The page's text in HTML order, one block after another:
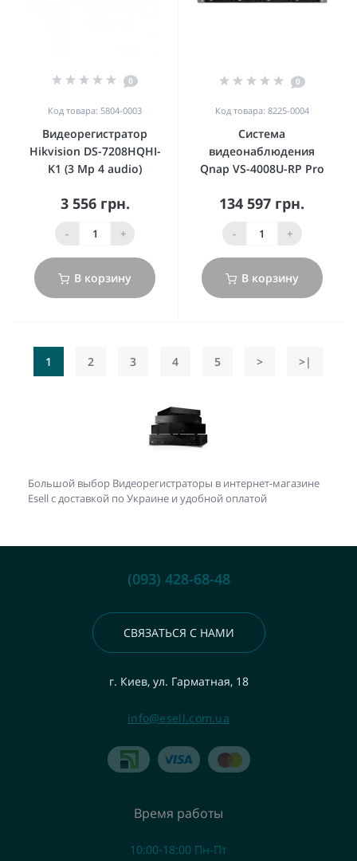
0
Код товара: 5804-0003
Видеорегистратор
Hikvision DS-7208HQHI-
K1 (3 Mp 4 audio)
3 556 грн.
- +
В корзину
0
Код товара: 8225-0004
Система
видеонаблюдения
Qnap VS-4008U-RP Pro
134 597 грн.
- +
В корзину
1 2 3 4 5 > >|
Большой выбор Видеорегистраторы в интернет-магазине
Esell с доставкой по Украине и удобной оплатой
(093) 428-68-48
СВЯЗАТЬСЯ С НАМИ
г. Киев, ул. Гарматная, 18
info@esell.com.ua
Время работы
10:00-18:00 Пн-Пт